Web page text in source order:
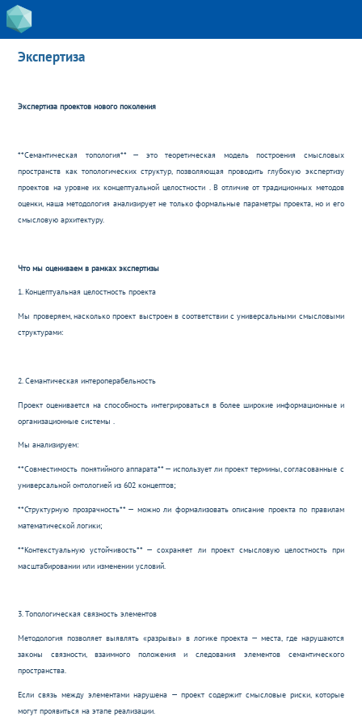
Экспертиза
Экспертиза проектов нового поколения
**Семантическая топология** — это теоретическая модель построения смысловых
пространств как топологических структур, позволяющая проводить глубокую экспертизу
проектов на уровне их концептуальной целостности . В отличие от традиционных методов
оценки, наша методология анализирует не только формальные параметры проекта, но и его
смысловую архитектуру.
Что мы оцениваем в рамках экспертизы
1. Концептуальная целостность проекта
Мы проверяем, насколько проект выстроен в соответствии с универсальными смысловыми
структурами:
2. Семантическая интероперабельность
Проект оценивается на способность интегрироваться в более широкие информационные и
организационные системы .
Мы анализируем:
**Совместимость понятийного аппарата** — использует ли проект термины, согласованные с
универсальной онтологией из 602 концептов;
**Структурную прозрачность** — можно ли формализовать описание проекта по правилам
математической логики;
**Контекстуальную устойчивость** — сохраняет ли проект смысловую целостность при
масштабировании или изменении условий.
3. Топологическая связность элементов
Методология позволяет выявлять «разрывы» в логике проекта — места, где нарушаются
законы связности, взаимного положения и следования элементов семантического
пространства.
Если связь между элементами нарушена — проект содержит смысловые риски, которые
могут проявиться на этапе реализации.